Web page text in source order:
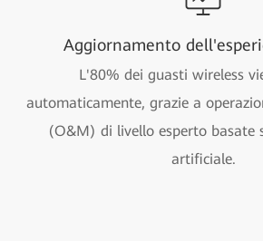
Aggiornamento
L'80% dei guasti wireless
automaticamente, grazie a
(O&M) di livello esperto basate
artificiale.